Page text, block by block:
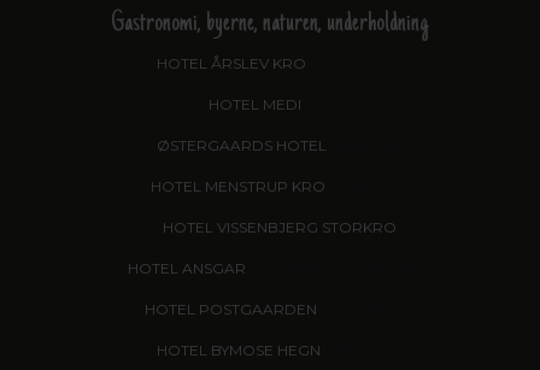
Gastronomi, byerne, naturen, underholdning
HOTEL ÅRSLEV KRO
HOTEL MEDI
ØSTERGAARDS HOTEL, HERNING
HOTEL MENSTRUP KRO
HOTEL VISSENBJERG STORKRO
HOTEL ANSGAR
HOTEL POSTGAARDEN
HOTEL BYMOSE HEGN